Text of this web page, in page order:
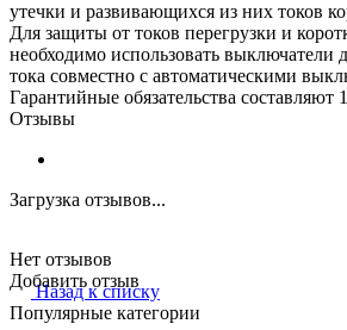
утечки и развивающихся из них токов
Для защиты от токов перегрузки и
необходимо использовать выключатели
тока совместно с автоматическими
Гарантийные обязательства составляют
Отзывы
Загрузка отзывов...
Нет отзывов
Добавить отзыв
Назад к списку
Популярные категории